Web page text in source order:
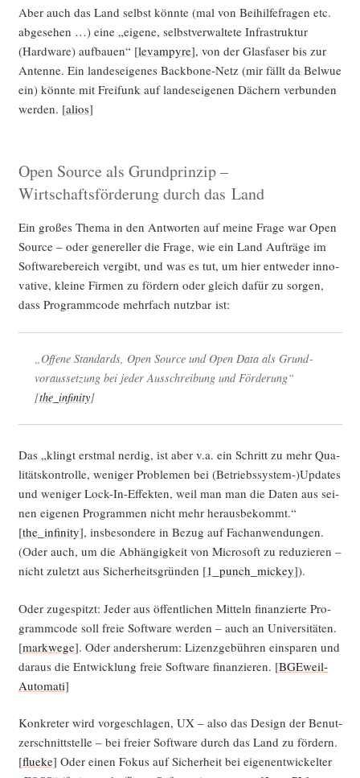
Aber auch das Land selbst könn­te (mal von Bei­hil­fe­fra­gen etc.
abge­se­hen …) eine „eige­ne, selbst­ver­wal­te­te Infra­struk­tur
(Hard­ware) auf­bau­en“ [levam­py­re], von der Glas­fa­ser bis zur
Anten­ne. Ein lan­des­ei­ge­nes Back­bone-Netz (mir fällt da Bel­wue
ein) könn­te mit Frei­funk auf lan­des­ei­ge­nen Dächern ver­bun­den
wer­den. [ali­os]
Open Source als Grundprinzip –
Wirtschaftsförderung durch das Land
Ein gro­ßes The­ma in den Ant­wor­ten auf mei­ne Fra­ge war Open
Source – oder gene­rel­ler die Fra­ge, wie ein Land Auf­trä­ge im
Soft­ware­be­reich ver­gibt, und was es tut, um hier ent­we­der inno­
va­ti­ve, klei­ne Fir­men zu för­dern oder gleich dafür zu sor­gen,
dass Pro­gramm­code mehr­fach nutz­bar ist:
„Offe­ne Stan­dards, Open Source und Open Data als Grund­
vor­aus­set­zung bei jeder Aus­schrei­bung und För­de­rung“
[the_infinity]
Das „klingt erst­mal nerdig, ist aber v.a. ein Schritt zu mehr Qua­
li­täts­kon­trol­le, weni­ger Pro­ble­men bei (Betriebssystem-)Updates
und weni­ger Lock-In-Effek­ten, weil man man die Daten aus sei­
nen eige­nen Pro­gram­men nicht mehr her­aus­be­kommt.“
[the_infinity], ins­be­son­de­re in Bezug auf Fach­an­wen­dun­gen.
(Oder auch, um die Abhän­gig­keit von Micro­soft zu redu­zie­ren –
nicht zuletzt aus Sicher­heits­grün­den [1_punch_mickey]).
Oder zuge­spitzt: Jeder aus öffent­li­chen Mit­teln finan­zier­te Pro­
gramm­code soll freie Soft­ware wer­den – auch an Uni­ver­si­tä­ten.
[mark­we­ge]. Oder anders­her­um: Lizenz­ge­büh­ren ein­spa­ren und
dar­aus die Ent­wick­lung freie Soft­ware finan­zie­ren. [BGE­weil­
Au­to­ma­ti]
Kon­kre­ter wird vor­ge­schla­gen, UX – also das Design der Benut­
zer­schnitt­stel­le – bei frei­er Soft­ware durch das Land zu för­dern.
[flue­ke] Oder einen Fokus auf Sicher­heit bei eigen­ent­wi­ckel­ter